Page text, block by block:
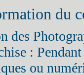
du
des
:
ou